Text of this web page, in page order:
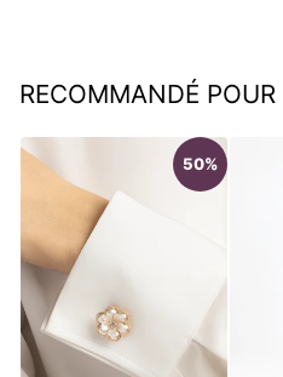
RECOMMANDÉ POUR
50%